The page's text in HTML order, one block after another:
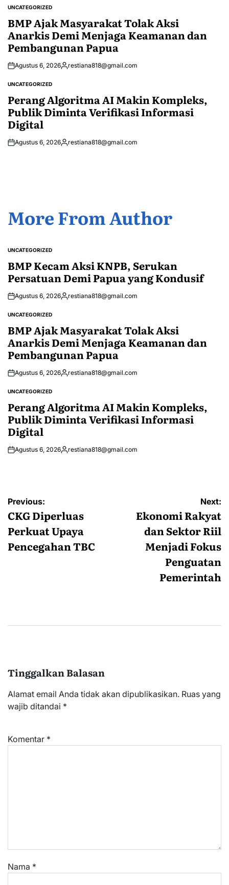
POSTED
UNCATEGORIZED
BMP Ajak Masyarakat Tolak Aksi
Anarkis Demi Menjaga Keamanan dan
Pembangunan Papua
Agustus 6, 2026Posted
restiana818@gmail.com
POSTED
UNCATEGORIZED
Perang Algoritma AI Makin Kompleks,
Publik Diminta Verifikasi Informasi
Digital
Agustus 6, 2026Posted
restiana818@gmail.com
More From Author
POSTED
UNCATEGORIZED
BMP Kecam Aksi KNPB, Serukan
Persatuan Demi Papua yang Kondusif
Agustus 6, 2026Posted
restiana818@gmail.com
POSTED
UNCATEGORIZED
BMP Ajak Masyarakat Tolak Aksi
Anarkis Demi Menjaga Keamanan dan
Pembangunan Papua
Agustus 6, 2026Posted
restiana818@gmail.com
POSTED
UNCATEGORIZED
Perang Algoritma AI Makin Kompleks,
Publik Diminta Verifikasi Informasi
Digital
Agustus 6, 2026Posted
restiana818@gmail.com
Navigasi
pos
Previous:
CKG Diperluas
Perkuat Upaya
Pencegahan TBC
Next:
Ekonomi Rakyat
dan Sektor Riil
Menjadi Fokus
Penguatan
Pemerintah
Tinggalkan Balasan
Alamat email Anda tidak akan dipublikasikan. Ruas yang
wajib ditandai *
Komentar *
Nama *